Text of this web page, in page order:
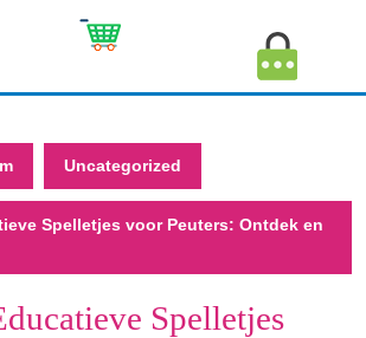
Cart
Uncategorized
Spelletjes voor Peuters: Ontdek en
Spelletjes